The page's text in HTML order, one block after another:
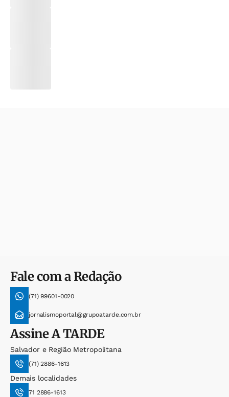
Fale com a Redação
(71) 99601-0020
jornalismoportal@grupoatarde.com.br
AssineA TARDE
Salvador e Região Metropolitana
(71) 2886-1613
Demais localidades
71 2886-1613